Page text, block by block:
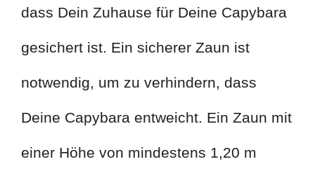
dass Dein Zuhause für Deine Capybara
gesichert ist. Ein sicherer Zaun ist
notwendig, um zu verhindern, dass
Deine Capybara entweicht. Ein Zaun mit
einer Höhe von mindestens 1,20 m